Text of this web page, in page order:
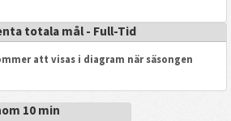
totala mål - Full-Tid
att visas i diagram när säsongen
10 min